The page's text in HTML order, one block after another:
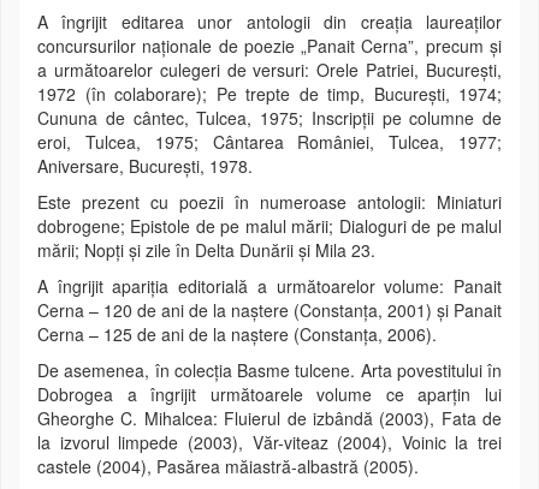
A îngrijit editarea unor antologii din creaţia laureaţilor
concursurilor naţionale de poezie „Panait Cerna”, precum şi
a următoarelor culegeri de versuri: Orele Patriei, Bucureşti,
1972 (în colaborare); Pe trepte de timp, Bucureşti, 1974;
Cununa de cântec, Tulcea, 1975; Inscripţii pe columne de
eroi, Tulcea, 1975; Cântarea României, Tulcea, 1977;
Aniversare, Bucureşti, 1978.
Este prezent cu poezii în numeroase antologii: Miniaturi
dobrogene; Epistole de pe malul mării; Dialoguri de pe malul
mării; Nopţi şi zile în Delta Dunării şi Mila 23.
A îngrijit apariţia editorială a următoarelor volume: Panait
Cerna – 120 de ani de la naştere (Constanţa, 2001) şi Panait
Cerna – 125 de ani de la naştere (Constanţa, 2006).
De asemenea, în colecţia Basme tulcene. Arta povestitului în
Dobrogea a îngrijit următoarele volume ce aparțin lui
Gheorghe C. Mihalcea: Fluierul de izbândă (2003), Fata de
la izvorul limpede (2003), Văr-viteaz (2004), Voinic la trei
castele (2004), Pasărea măiastră-albastră (2005).